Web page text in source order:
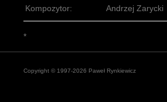
Kompozytor: Andrzej Zarycki
*
Copyright © 1997-2026 Paweł Rynkiewicz